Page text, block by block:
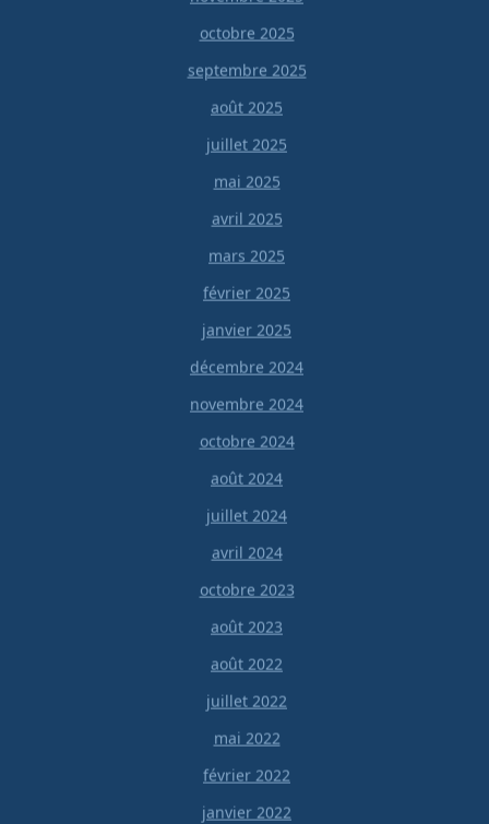
octobre 2025
septembre 2025
août 2025
juillet 2025
mai 2025
avril 2025
mars 2025
février 2025
janvier 2025
décembre 2024
novembre 2024
octobre 2024
août 2024
juillet 2024
avril 2024
octobre 2023
août 2023
août 2022
juillet 2022
mai 2022
février 2022
janvier 2022